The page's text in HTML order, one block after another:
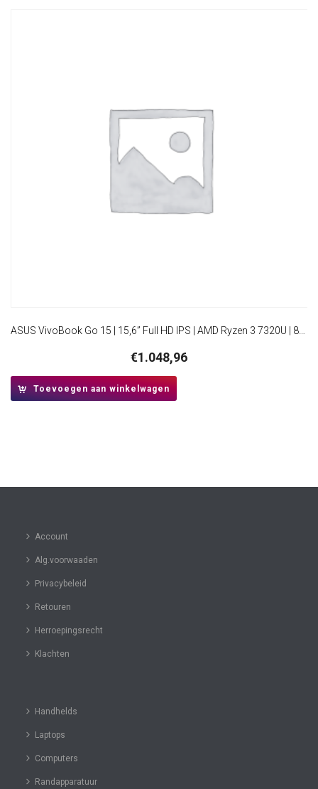
€1.048,96
Toevoegen aan winkelwagen
Account
Alg.voorwaaden
Privacybeleid
Retouren
Herroepingsrecht
Klachten
Handhelds
Laptops
Computers
Randapparatuur